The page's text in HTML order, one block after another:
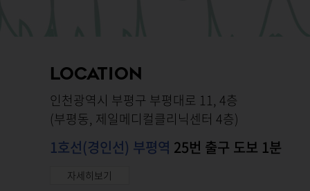
LOCATION
인천광역시 부평구 부평대로 11, 4층
(부평동, 제일메디컬클리닉센터 4층)
1호선(경인선) 부평역 25번 출구 도보 1분
자세히보기